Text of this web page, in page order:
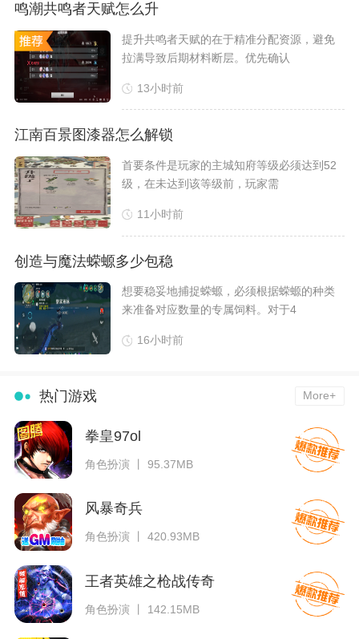
鸣潮共鸣者天赋怎么升
​提升共鸣者天赋的在于精准分配资源，避免
拉满导致后期材料断层。优先确认
13小时前
江南百景图漆器怎么解锁
​首要条件是玩家的主城知府等级必须达到52
级，在未达到该等级前，玩家需
11小时前
创造与魔法蝾螈多少包稳
想要稳妥地捕捉蝾螈，必须根据蝾螈的种类
来准备对应数量的专属饲料。对于4
16小时前
热门游戏 More+
拳皇97ol
角色扮演 丨 95.37MB
风暴奇兵
角色扮演 丨 420.93MB
王者英雄之枪战传奇
角色扮演 丨 142.15MB